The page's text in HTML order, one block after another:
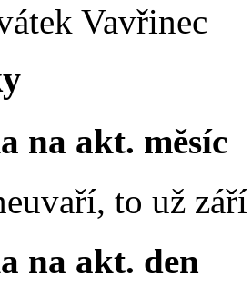
Vavřinec
na akt. měsíc
to už
na akt. den